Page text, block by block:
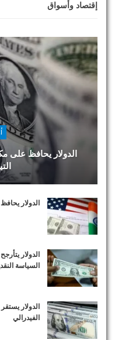
إقتصاد وأسواق
الدولار يحافظ على
الدولار
الدولار
السياسة
الدولار
الفيدرالي